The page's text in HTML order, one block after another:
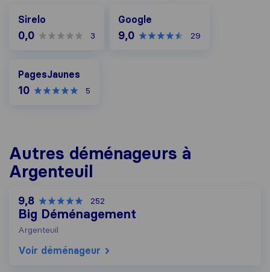
Sirelo
0,0 3
Google
9,0 29
PagesJaunes
10 5
Autres déménageurs à
Argenteuil
9,8 252
Big Déménagement
Argenteuil
Voir déménageur